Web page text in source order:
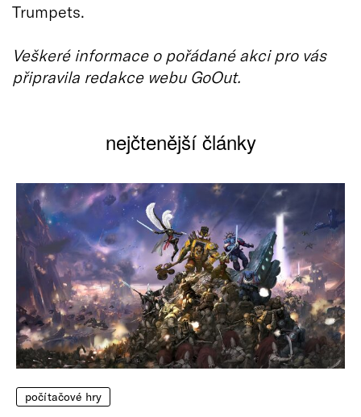
Trumpets.
Veškeré informace o pořádané akci pro vás
připravila redakce webu GoOut.
nejčtenější články
počítačové hry